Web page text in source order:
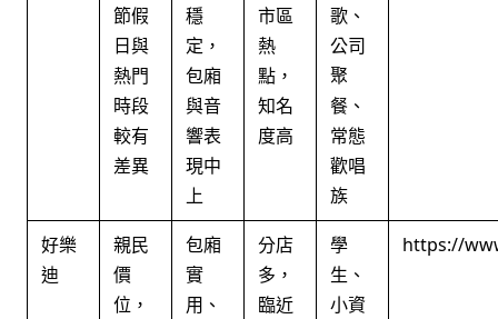
節假
日與
熱門
時段
較有
差異
穩
定，
包廂
與音
響表
現中
上
市區
熱
點，
知名
度高
歌、
公司
聚
餐、
常態
歡唱
族
好樂
迪
親民
價
位，
包廂
實
用、
分店
多，
臨近
學
生、
小資
https://